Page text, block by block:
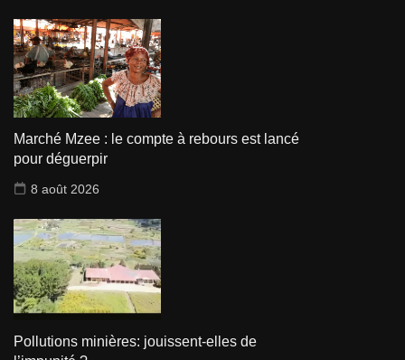
Marché Mzee : le compte à rebours est lancé
pour déguerpir
8 août 2026
Pollutions minières: jouissent-elles de